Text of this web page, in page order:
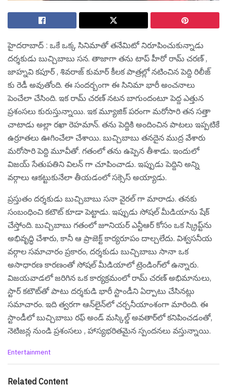
హైద‌రాబాద్ : ఒకే ఒక్క సినిమాతో త‌నేమిటో నిరూపించుకున్నాడు
ద‌ర్శ‌కుడు బుచ్చిబాబు స‌న‌. తాజాగా త‌ను టాప్ హీరో రామ్ చ‌ర‌ణ్ ,
జాహ్న‌వి క‌పూర్ , శివ‌రాజ్ కుమార్ కీల‌క పాత్ర‌ల్లో న‌టించిన పెద్ది రిలీజ్
కు రెడీ అవుతోంది. ఈ సంద‌ర్బంగా ఈ సినిమా భారీ అంచ‌నాలు
పెంచేలా చేసింది. ఇక రామ్ చ‌ర‌ణ్ న‌ట‌న బాగుందంటూ పెద్ద ఎత్తున
ప్ర‌శంస‌లు కురుస్తున్నాయి. ఇక మ్యూజిక్ ప‌రంగా మ‌రోసారి త‌న స‌త్తా
చాటాడు అల్లా ర‌ఖా రెహ‌మాన్. త‌ను పెద్దికి అందించిన పాట‌లు ఇప్ప‌టికే
ఉర్రూత‌లు ఊగించేలా చేశాయి. బుచ్చిబాబు త‌న‌దైన ముద్ర వేశారు
మ‌రోసారి పెద్ది మూవీతో. గ‌తంలో త‌ను ఉప్పెన తీశాడు. ఇందులో
విజ‌య్ సేతుప‌తిని విల‌న్ గా చూపించాడు. ఇప్పుడు పెద్దిని అన్ని
వ‌ర్గాలు ఆక‌ట్టుకునేలా తీయ‌డంలో స‌క్సెస్ అయ్యాడు.
ప్ర‌స్తుతం ద‌ర్శ‌కుడు బుచ్చిబాబు స‌నా వైర‌ల్ గా మారాడు. త‌నకు
సంబంధించి క‌టౌట్ కూడా పెట్టాడు. ఇప్పుడు సోష‌ల్ మీడియాను షేక్
చేస్తోంది. బుచ్చిబాబు గతంలో జూనియర్ ఎన్టీఆర్ కోసం ఒక స్క్రిప్ట్‌ను
అభివృద్ధి చేశారు, కానీ ఆ ప్రాజెక్ట్ కార్యరూపం దాల్చలేదు. విశ్వసనీయ
వర్గాల సమాచారం ప్రకారం, దర్శకుడు బుచ్చిబాబు సానా ఒక
అసాధారణ కారణంతో సోషల్ మీడియాలో ట్రెండింగ్‌లో ఉన్నారు.
విజయవాడలో జరిగిన ఒక కార్యక్రమంలో రామ్ చరణ్ అభిమానులు,
స్టార్ కటౌట్‌తో పాటు దర్శకుడి భారీ స్టాండీని ఏర్పాటు చేసినట్లు
సమాచారం. ఇది త్వరగా ఆన్‌లైన్‌లో చర్చనీయాంశంగా మారింది. ఈ
స్టాండీలో బుచ్చిబాబు రఫ్ అండ్ మస్కిల్డ్ అవతార్‌లో కనిపించడంతో,
నెటిజన్ల నుండి ప్రశంసలు , హాస్యభరితమైన స్పందనలు వస్తున్నాయి.
C
e
Entertainment
Related Content